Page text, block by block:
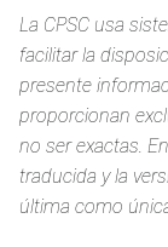
La CPSC usa
facilitar la
presente
proporcionan
no ser exactas.
traducida y la
última como